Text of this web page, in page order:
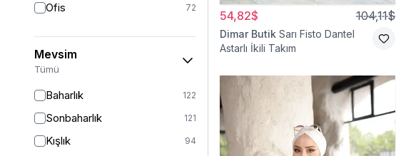
Ofis 72
Mevsim
Tümü
Baharlık 122
Sonbaharlık 121
Kışlık 94
54,82$ 104,11$
Dimar Butik Sarı Fisto Dantel
Astarlı İkili Takım